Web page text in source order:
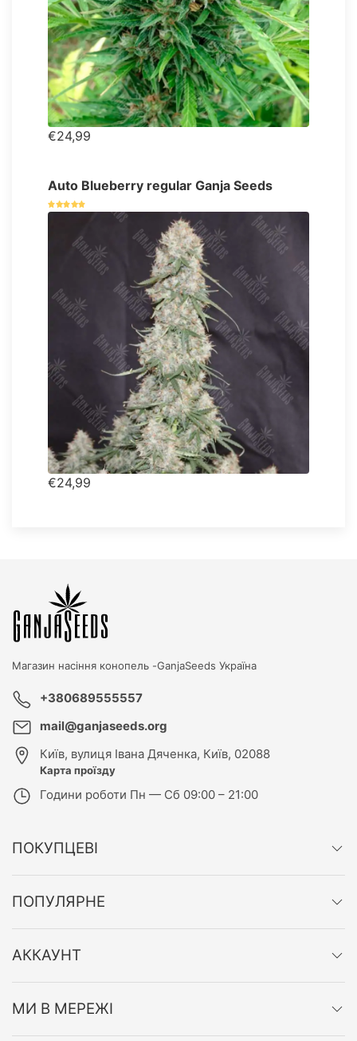
€24,99
Auto Blueberry regular Ganja Seeds
€24,99
Магазин насіння конопель -GanjaSeeds Україна
+380689555557
mail@ganjaseeds.org
Київ, вулиця Івана Дяченка, Київ, 02088
Карта проїзду
Години роботи Пн — Сб 09:00 – 21:00
ПОКУПЦЕВІ
ПОПУЛЯРНЕ
АККАУНТ
МИ В МЕРЕЖІ